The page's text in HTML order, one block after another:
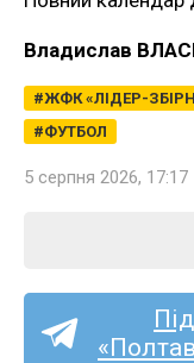
Владислав
ЖФК «ЛІДЕР-
ФУТБОЛ
5 серпня 2026, 17:17